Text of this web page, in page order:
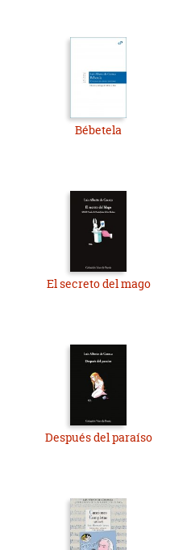
Bébetela
El secreto del mago
Después del paraíso